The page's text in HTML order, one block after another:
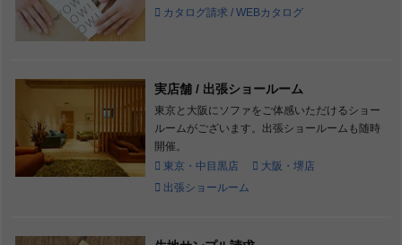
カタログ請求 / WEBカタログ
実店舗 / 出張ショールーム
東京と大阪にソファをご体感いただけるショー
ルームがございます。出張ショールームも随時
開催。
東京・中目黒店
大阪・堺店
出張ショールーム